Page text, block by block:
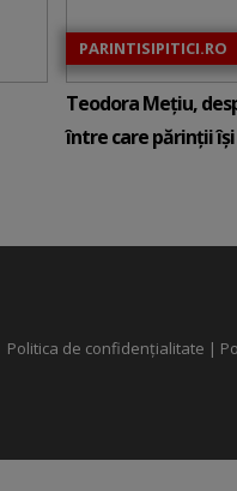
PARINTISIPITICI.RO
Teodora Mețiu,
între care părinții își
Politica de confidențialitate |